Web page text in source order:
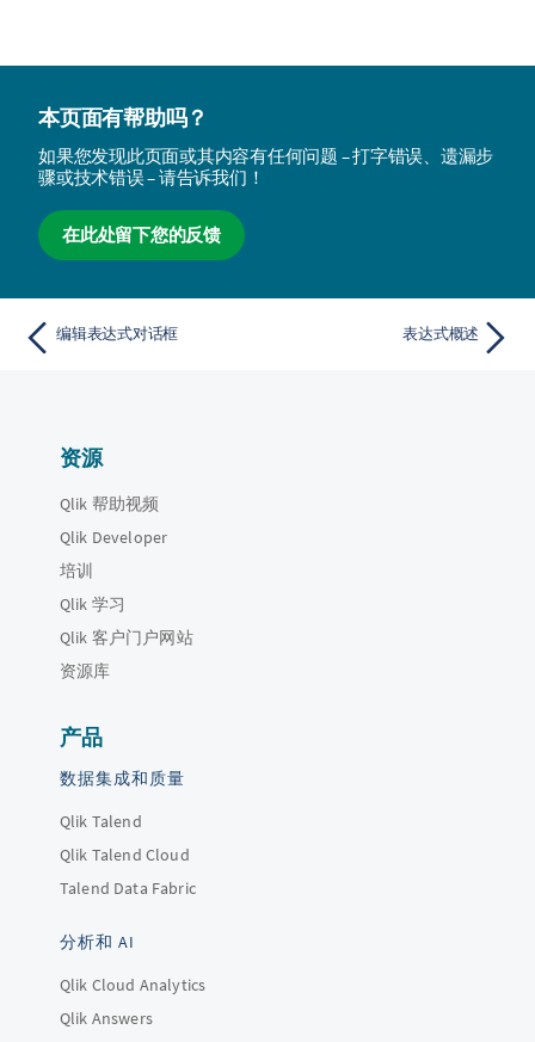
本页面有帮助吗？
如果您发现此页面或其内容有任何问题 – 打字错误、遗漏步
骤或技术错误 – 请告诉我们！
在此处留下您的反馈
编辑表达式对话框 表达式概述
资源
Qlik 帮助视频
Qlik Developer
培训
Qlik 学习
Qlik 客户门户网站
资源库
产品
数据集成和质量
Qlik Talend
Qlik Talend Cloud
Talend Data Fabric
分析和 AI
Qlik Cloud Analytics
Qlik Answers